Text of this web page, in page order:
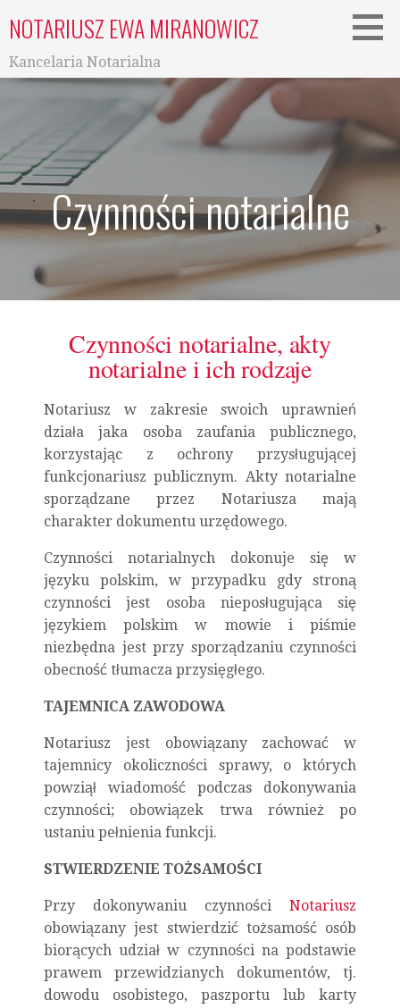
NOTARIUSZ EWA MIRANOWICZ
Kancelaria Notarialna
Czynności notarialne
Czynności notarialne, akty
notarialne i ich rodzaje
Notariusz w zakresie swoich uprawnień
działa jaka osoba zaufania publicznego,
korzystając z ochrony przysługującej
funkcjonariusz publicznym. Akty notarialne
sporządzane przez Notariusza mają
charakter dokumentu urzędowego.
Czynności notarialnych dokonuje się w
języku polskim, w przypadku gdy stroną
czynności jest osoba nieposługująca się
językiem polskim w mowie i piśmie
niezbędna jest przy sporządzaniu czynności
obecność tłumacza przysięgłego.
TAJEMNICA ZAWODOWA
Notariusz jest obowiązany zachować w
tajemnicy okoliczności sprawy, o których
powziął wiadomość podczas dokonywania
czynności; obowiązek trwa również po
ustaniu pełnienia funkcji.
STWIERDZENIE TOŻSAMOŚCI
Przy dokonywaniu czynności Notariusz
obowiązany jest stwierdzić tożsamość osób
biorących udział w czynności na podstawie
prawem przewidzianych dokumentów, tj.
dowodu osobistego, paszportu lub karty